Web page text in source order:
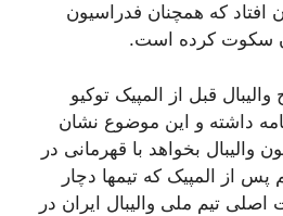
افتاد که همچنان فدراسیون
آن سکوت کرده است.
قبل از المپیک توکیو
داشته و این موضوع نشان
والیبال بخواهد با قهرمانی در
از المپیک که تیمها دچار
تیم ملی والیبال ایران در